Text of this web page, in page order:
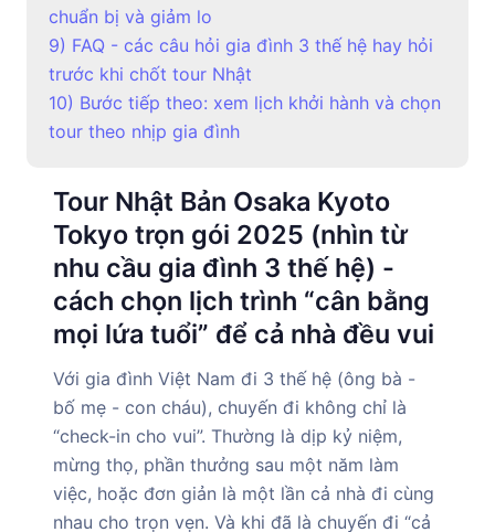
chuẩn bị và giảm lo
9) FAQ - các câu hỏi gia đình 3 thế hệ hay hỏi
trước khi chốt tour Nhật
10) Bước tiếp theo: xem lịch khởi hành và chọn
tour theo nhịp gia đình
Tour Nhật Bản Osaka Kyoto
Tokyo trọn gói 2025 (nhìn từ
nhu cầu gia đình 3 thế hệ) -
cách chọn lịch trình “cân bằng
mọi lứa tuổi” để cả nhà đều vui
Với gia đình Việt Nam đi 3 thế hệ (ông bà -
bố mẹ - con cháu), chuyến đi không chỉ là
“check-in cho vui”. Thường là dịp kỷ niệm,
mừng thọ, phần thưởng sau một năm làm
việc, hoặc đơn giản là một lần cả nhà đi cùng
nhau cho trọn vẹn. Và khi đã là chuyến đi “cả